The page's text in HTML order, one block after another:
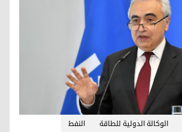
الوكالة الدولية للطاقة النفط